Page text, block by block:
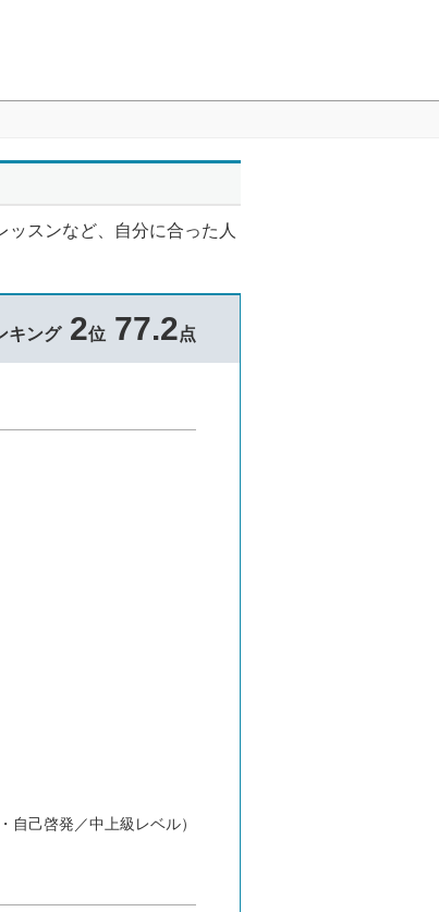
スンなど、自分に合った人
キング2位 77.2点
自己啓発／中上級レベル）